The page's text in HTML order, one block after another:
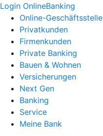
Login OnlineBanking
Online-Geschäftsstelle
Privatkunden
Firmenkunden
Private Banking
Bauen & Wohnen
Versicherungen
Next Gen
Banking
Service
Meine Bank